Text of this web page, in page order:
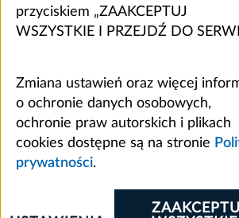
przyciskiem „ZAAKCEPTUJ
WSZYSTKIE I PRZEJDŹ DO
Zmiana ustawień oraz więcej
o ochronie danych osobowych,
ochronie praw autorskich i plikach
cookies dostępne są na stronie
prywatności.